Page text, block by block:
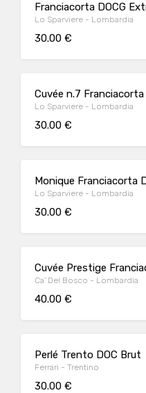
Franciacorta DOCG
Lo Sparviere - Lombardia
30.00 €
Cuvée n.7 Franciacorta
Lo Sparviere - Lombardia
30.00 €
Monique Franciacorta
Lo Sparviere - Lombardia
30.00 €
Cuvée Prestige
Ca' Del Bosco - Lombardia
40.00 €
Perlé Trento DOC Brut
Ferrari - Trentino
30.00 €